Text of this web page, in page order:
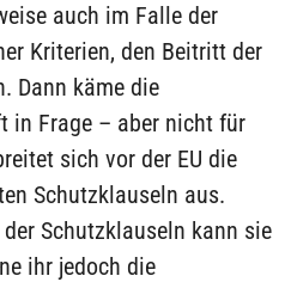
auch im Falle der
Kriterien, den Beitritt der
Dann käme die
in Frage – aber nicht für
sich vor der EU die
Schutzklauseln aus.
Schutzklauseln kann sie
ihr jedoch die